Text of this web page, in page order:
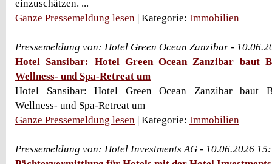
einzuschätzen. ...
Ganze Pressemeldung lesen | Kategorie: Immobilien
Pressemeldung von: Hotel Green Ocean Zanzibar -
Hotel Sansibar: Hotel Green Ocean Zanzibar baut
Wellness- und Spa-Retreat um
Hotel Sansibar: Hotel Green Ocean Zanzibar baut
Wellness- und Spa-Retreat um
Ganze Pressemeldung lesen | Kategorie: Immobilien
Pressemeldung von: Hotel Investments AG - 10.06.2026